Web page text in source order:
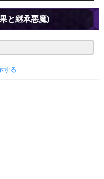
と継承悪魔)
する